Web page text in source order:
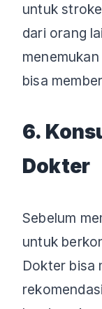
untuk
dari orang
bisa
6.
Dokter
Sebelum
untuk
Dokter bisa